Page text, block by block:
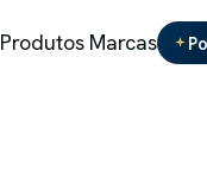
Produtos Marcas